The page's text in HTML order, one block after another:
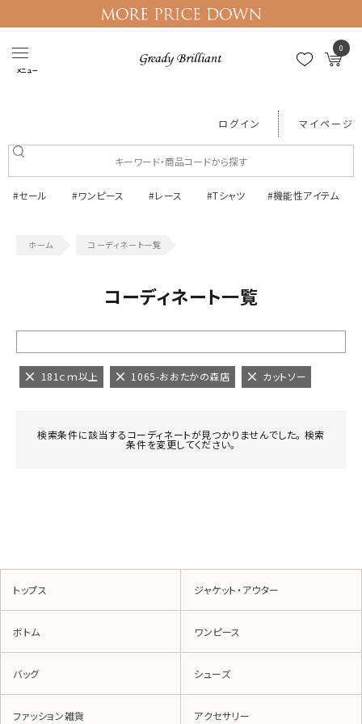
メニュー
0
ログイン マイページ
#セール #ワンピース #レース #Tシャツ #機能性アイテム
コーディネート一覧
コーディネート一覧
181ｃｍ以上 1065-おおたかの森店 カットソー
検索条件に該当するコーディネートが見つかりませんでした。 検索
条件を変更してください。
トップス ジャケット・アウター
ボトム ワンピース
バッグ シューズ
ファッション雑貨 アクセサリー